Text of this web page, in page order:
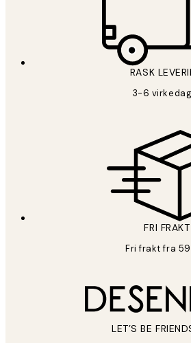
RASK
3-6
FRI FRAKT
Fri frakt fra
LET’S BE